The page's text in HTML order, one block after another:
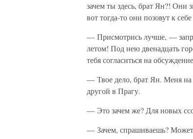
зачем ты здесь, брат Ян?! Они
вот тогда-то они позовут к
— Присмотрись лучше, —
летом! Под нею двенадцать
тебя согласиться на
— Твое дело, брат Ян. Меня на
другой в Прагу.
— Это зачем же? Для новых
— Зачем, спрашиваешь?